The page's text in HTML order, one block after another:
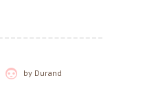
by Durand